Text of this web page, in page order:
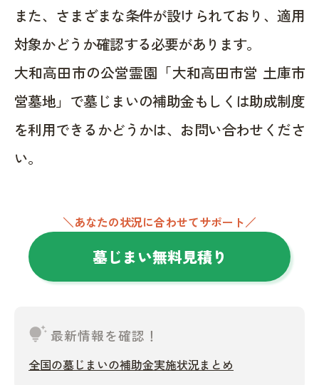
また、さまざまな条件が設けられており、適用
対象かどうか確認する必要があります。
大和高田市の公営霊園「大和高田市営 土庫市
営墓地」で墓じまいの補助金もしくは助成制度
を利用できるかどうかは、お問い合わせくださ
い。
＼あなたの状況に合わせてサポート／
墓じまい無料見積り
tips_and_updates 最新情報を確認！
全国の墓じまいの補助金実施状況まとめ